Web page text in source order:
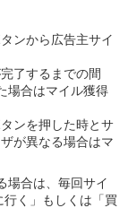
ンから広告主サイ
了するまでの間
場合はマイル獲得
ンを押した時とサ
が異なる場合はマ
場合は、毎回サイ
く」もしくは「買